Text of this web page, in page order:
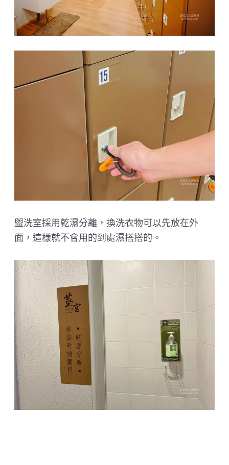
盥洗室採用乾濕分離，換洗衣物可以先放在外
面，這樣就不會用的到處濕搭搭的。